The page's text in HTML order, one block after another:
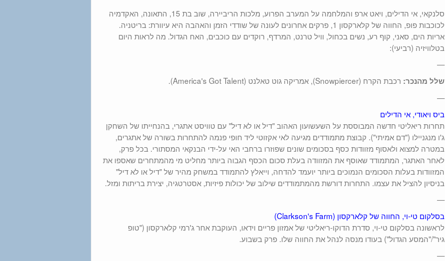
סלנקאי, אי הדילים, ויאט ארפ והמלחמה על המערב הפרוע, מלכות הריביירה, שוב בת 15, התאונה, האקדמיה
לכוכבות פופ, החווה של קלארקסון 1, פרקים אחרונים לעונה של שודדי הזמן והאהבה היא עיוורת: בריטניה.
אריות הים, סאני, קוף רע, נשים בכחול, וויל טרנט, המרדף, רוקדים עם כוכבים, האח הגדול. מה לראות היום
בטלוויזיה (רביעי):
—
שלל מהנכר: רכבת הקרח (Snowpiercer), אמריקה גוט טאלנט (America's Got Talent).
—
ביס ויאודי, אי הדילים
תחרות ריאליטי חדשה המבוססת על השעשועון האהוב "דיל או לא דיל" עם טוויסט אתגרי, בהנחייתו של השחקן
ג'ו מנגניילו ("דם אמיתי"). קבוצת מתמודדים מגיעה לאי אקזוטי ליד חופי פנמה להתחרות בשורה של אתגרים,
במטרה למצוא ולאסוף מזוודות כסף בסכומים שונים שפוזרו ברחבי האי על-ידי הבנקאי המסתורי. בכל פרק,
לאחר האתגר, המתמודד שאוסף את המזוודה בעלת סכום הכסף הגבוה ביותר מחליט מי מהמתחרים שאספו את
המזוודות בעלות הסכומים הנמוכים ביותר יועמד להדחה, וייאלץ להתמודד במשחק מהיר של "דיל או לא דיל"
בניסיון להציל את עצמו. התחרות דורשת מהמתמודדים שילוב של יכולות פיזיות, אסטרטגיה, יצירת בריתות ומזל.
—
בסלקום טי-וי, החווה של קלארקסון (Clarkson's Farm)
לראשונה בסלקום טי-וי, סדרת הדוקו-ריאליטי של אמזון פריים וידאו, העוקבת אחר ג'רמי קלארקסון ("טופ
גיר"/"המסע הגדול") בעודו מנסה לנהל את החווה שלו. פרק בשבוע.
—